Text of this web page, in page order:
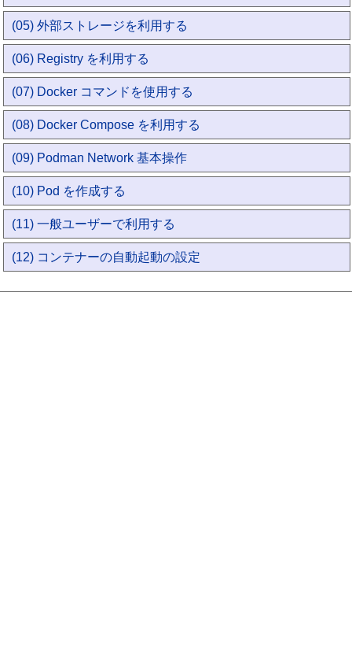
(05) 外部ストレージを利用する
(06) Registry を利用する
(07) Docker コマンドを使用する
(08) Docker Compose を利用する
(09) Podman Network 基本操作
(10) Pod を作成する
(11) 一般ユーザーで利用する
(12) コンテナーの自動起動の設定